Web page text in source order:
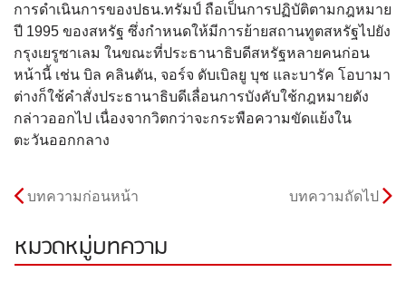
การดำเนินการของปธน.ทรัมป์ ถือเป็นการปฏิบัติตามกฎหมาย
ปี 1995 ของสหรัฐ ซึ่งกำหนดให้มีการย้ายสถานทูตสหรัฐไปยัง
กรุงเยรูซาเลม ในขณะที่ประธานาธิบดีสหรัฐหลายคนก่อน
หน้านี้ เช่น บิล คลินตัน, จอร์จ ดับเบิลยู บุช และบารัค โอบามา
ต่างก็ใช้คำสั่งประธานาธิบดีเลื่อนการบังคับใช้กฎหมายดัง
กล่าวออกไป เนื่องจากวิตกว่าจะกระพือความขัดแย้งใน
ตะวันออกกลาง
บทความก่อนหน้า บทความถัดไป
หมวดหมู่บทความ